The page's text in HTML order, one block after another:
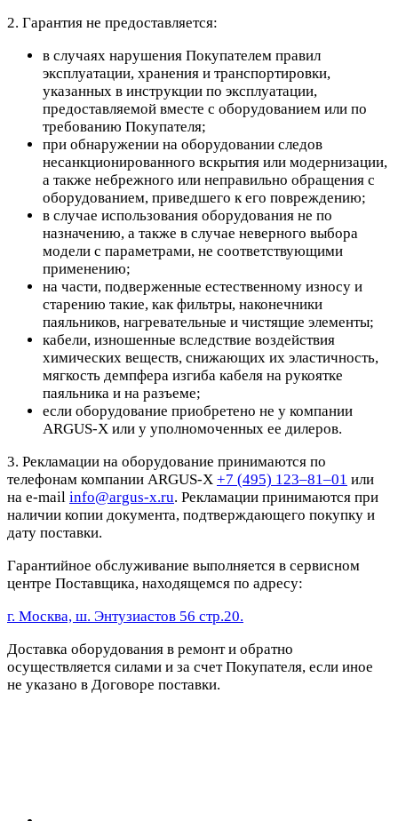
2. Гарантия не предоставляется:
в случаях нарушения Покупателем правил
эксплуатации, хранения и транспортировки,
указанных в инструкции по эксплуатации,
предоставляемой вместе с оборудованием или по
требованию Покупателя;
при обнаружении на оборудовании следов
несанкционированного вскрытия или модернизации,
а также небрежного или неправильно обращения с
оборудованием, приведшего к его повреждению;
в случае использования оборудования не по
назначению, а также в случае неверного выбора
модели с параметрами, не соответствующими
применению;
на части, подверженные естественному износу и
старению такие, как фильтры, наконечники
паяльников, нагревательные и чистящие элементы;
кабели, изношенные вследствие воздействия
химических веществ, снижающих их эластичность,
мягкость демпфера изгиба кабеля на рукоятке
паяльника и на разъеме;
если оборудование приобретено не у компании
ARGUS-X или у уполномоченных ее дилеров.
3. Рекламации на оборудование принимаются по
телефонам компании ARGUS-X +7 (495) 123–81–01 или
на e-mail info@argus-x.ru. Рекламации принимаются при
наличии копии документа, подтверждающего покупку и
дату поставки.
Гарантийное обслуживание выполняется в сервисном
центре Поставщика, находящемся по адресу:
г. Москва, ш. Энтузиастов 56 стр.20.
Доставка оборудования в ремонт и обратно
осуществляется силами и за счет Покупателя, если иное
не указано в Договоре поставки.